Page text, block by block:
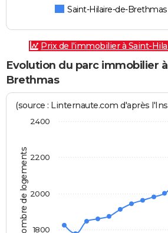
Saint-Hilaire-de-Brethmas
Prix de l'immobilier à Saint-
Evolution du parc immobilier
Brethmas
Nombre de logements
(source : Linternaute.com d'après
1800
2000
2200
2400